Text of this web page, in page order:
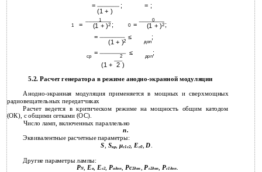
= ; = ;
(1 + )
1 =
1
; 0 =
0
;
(1 + )2 (1 + )2
= ≤ ;
(1 + )2 доп
= ≤ ;
ср 2 доп
(1 + )
2
5.2. Расчет генератора в режиме анодно-экранной модуляции
Анодно-экранная модуляция применяется в мощных и сверхмощных
радиовещательных передатчиках
Расчет ведется в критическом режиме на мощность общим катодом
(ОК), с общими сетками (ОС).
Число ламп, включенных параллельно
n.
Эквивалентные расчетные параметры:
S, Sкр,μс1с2,Ес0,D.
Другие параметры лампы:
PN,Еa,Еc2,Радоп,Рс2доп,Рс2доп,Pc1доп.